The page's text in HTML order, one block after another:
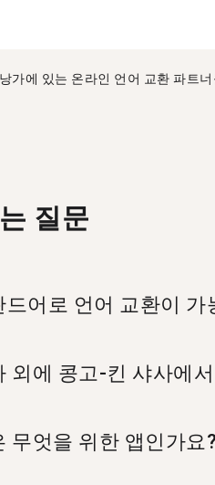
가에 있는 온라인 언어 교환 파트
질문
드어로 언어 교환이
외에 콩고-킨 샤사에
learn/dutch/mbuji-mayi />
무엇을 위한 앱인가요?